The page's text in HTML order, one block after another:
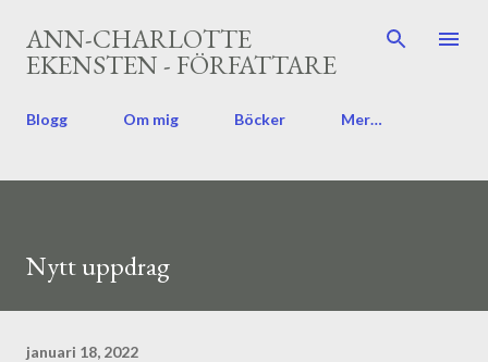
Fortsätt till huvudinnehåll
ANN-CHARLOTTE
EKENSTEN - FÖRFATTARE
Blogg Om mig Böcker Mer…
Nytt uppdrag
januari 18, 2022